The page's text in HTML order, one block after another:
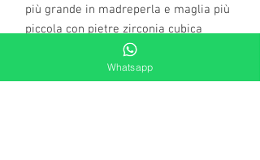
più grande in madreperla e maglia più
piccola con pietre zirconia cubica
bianca.. Un gioiello dallo stile autentico
Whatsapp